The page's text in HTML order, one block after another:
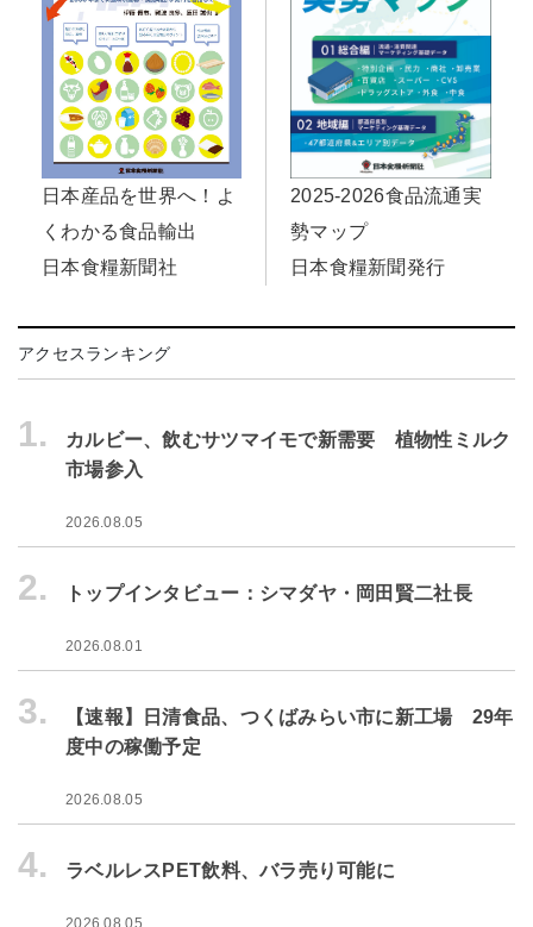
日本産品を世界へ！よ
くわかる食品輸出
日本食糧新聞社
2025-2026食品流通実
勢マップ
日本食糧新聞発行
アクセスランキング
1.
カルビー、飲むサツマイモで新需要 植物性ミルク
市場参入
2026.08.05
2. トップインタビュー：シマダヤ・岡田賢二社長
2026.08.01
3.
【速報】日清食品、つくばみらい市に新工場 29年
度中の稼働予定
2026.08.05
4. ラベルレスPET飲料、バラ売り可能に
2026.08.05